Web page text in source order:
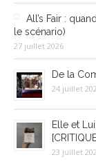
All’s Fair :
le scénario)
27 juillet 2026
De la
24 juillet
Elle et
23 juillet